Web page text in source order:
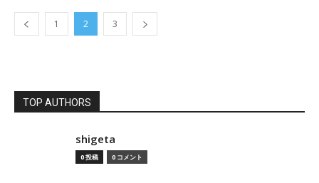
1 2 3
TOP AUTHORS
shigeta
0 投稿 0 コメント